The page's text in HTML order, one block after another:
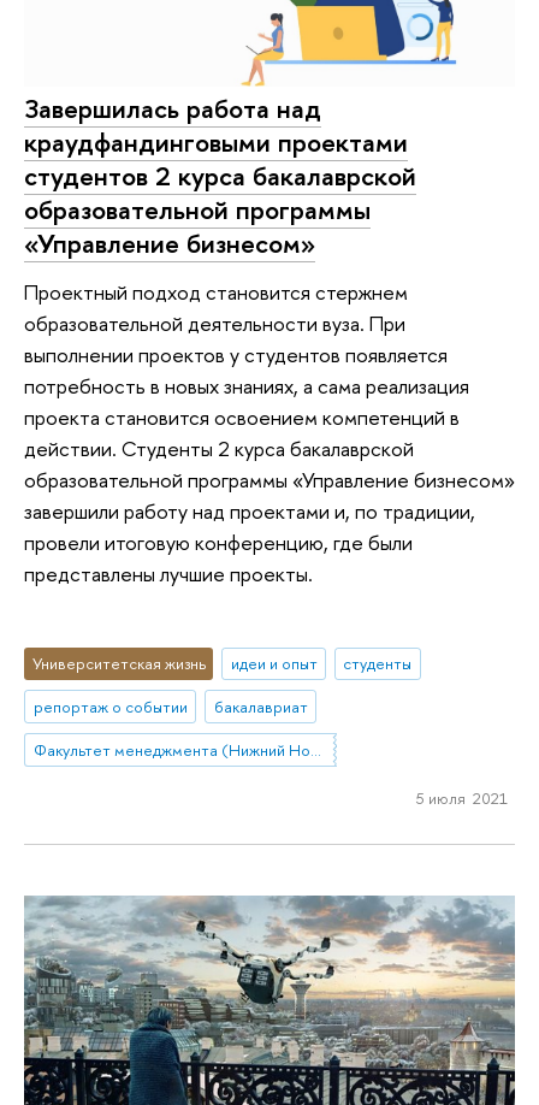
Завершилась работа над
краудфандинговыми проектами
студентов 2 курса бакалаврской
образовательной программы
«Управление бизнесом»
Проектный подход становится стержнем
образовательной деятельности вуза. При
выполнении проектов у студентов появляется
потребность в новых знаниях, а сама реализация
проекта становится освоением компетенций в
действии. Студенты 2 курса бакалаврской
образовательной программы «Управление бизнесом»
завершили работу над проектами и, по традиции,
провели итоговую конференцию, где были
представлены лучшие проекты.
Университетская жизнь идеи и опыт
студенты
репортаж о событии
бакалавриат
Факультет менеджмента (Нижний Новгород)
5 июля 2021